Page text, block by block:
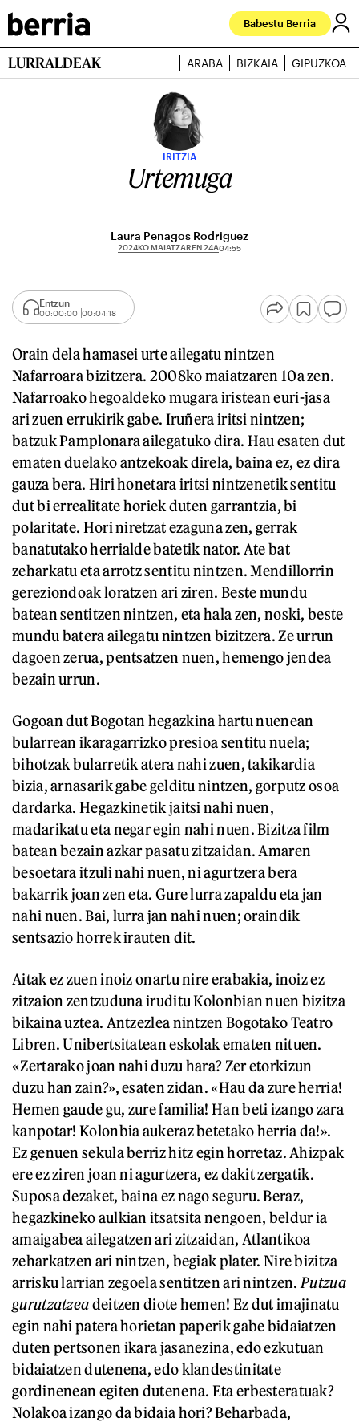
Babestu Berria
LURRALDEAK ARABA BIZKAIA GIPUZKOA
IRITZIA
Urtemuga
Laura Penagos Rodriguez
2024KO MAIATZAREN 24A04:55
Entzun
00:00:00 00:04:18
Orain dela hamasei urte ailegatu nintzen
Nafarroara bizitzera. 2008ko maiatzaren 10a zen.
Nafarroako hegoaldeko mugara iristean euri-jasa
ari zuen errukirik gabe. Iruñera iritsi nintzen;
batzuk Pamplonara ailegatuko dira. Hau esaten dut
ematen duelako antzekoak direla, baina ez, ez dira
gauza bera. Hiri honetara iritsi nintzenetik sentitu
dut bi errealitate horiek duten garrantzia, bi
polaritate. Hori niretzat ezaguna zen, gerrak
banatutako herrialde batetik nator. Ate bat
zeharkatu eta arrotz sentitu nintzen. Mendillorrin
gereziondoak loratzen ari ziren. Beste mundu
batean sentitzen nintzen, eta hala zen, noski, beste
mundu batera ailegatu nintzen bizitzera. Ze urrun
dagoen zerua, pentsatzen nuen, hemengo jendea
bezain urrun.
Gogoan dut Bogotan hegazkina hartu nuenean
bularrean ikaragarrizko presioa sentitu nuela;
bihotzak bularretik atera nahi zuen, takikardia
bizia, arnasarik gabe gelditu nintzen, gorputz osoa
dardarka. Hegazkinetik jaitsi nahi nuen,
madarikatu eta negar egin nahi nuen. Bizitza film
batean bezain azkar pasatu zitzaidan. Amaren
besoetara itzuli nahi nuen, ni agurtzera bera
bakarrik joan zen eta. Gure lurra zapaldu eta jan
nahi nuen. Bai, lurra jan nahi nuen; oraindik
sentsazio horrek irauten dit.
Aitak ez zuen inoiz onartu nire erabakia, inoiz ez
zitzaion zentzuduna iruditu Kolonbian nuen bizitza
bikaina uztea. Antzezlea nintzen Bogotako Teatro
Libren. Unibertsitatean eskolak ematen nituen.
«Zertarako joan nahi duzu hara? Zer etorkizun
duzu han zain?», esaten zidan. «Hau da zure herria!
Hemen gaude gu, zure familia! Han beti izango zara
kanpotar! Kolonbia aukeraz betetako herria da!».
Ez genuen sekula berriz hitz egin horretaz. Ahizpak
ere ez ziren joan ni agurtzera, ez dakit zergatik.
Suposa dezaket, baina ez nago seguru. Beraz,
hegazkineko aulkian itsatsita nengoen, beldur ia
amaigabea ailegatzen ari zitzaidan, Atlantikoa
zeharkatzen ari nintzen, begiak plater. Nire bizitza
arrisku larrian zegoela sentitzen ari nintzen. Putzua
gurutzatzeadeitzen diote hemen! Ez dut imajinatu
egin nahi patera horietan paperik gabe bidaiatzen
duten pertsonen ikara jasanezina, edo ezkutuan
bidaiatzen dutenena, edo klandestinitate
gordinenean egiten dutenena. Eta erbesteratuak?
Nolakoa izango da bidaia hori? Beharbada,